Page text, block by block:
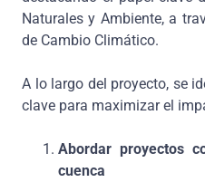
Naturales y Ambiente, a
de Cambio Climático.
A lo largo del proyecto, se
clave para maximizar el
Abordar proyectos
cuenca